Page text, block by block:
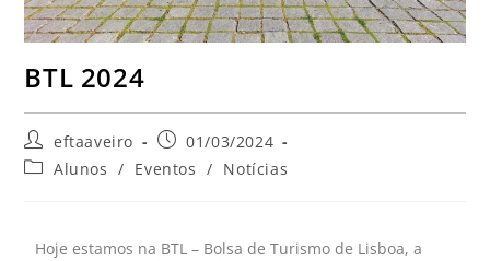
BTL 2024
eftaaveiro
01/03/2024
Alunos / Eventos / Notícias
Hoje estamos na BTL – Bolsa de Turismo de Lisboa, a